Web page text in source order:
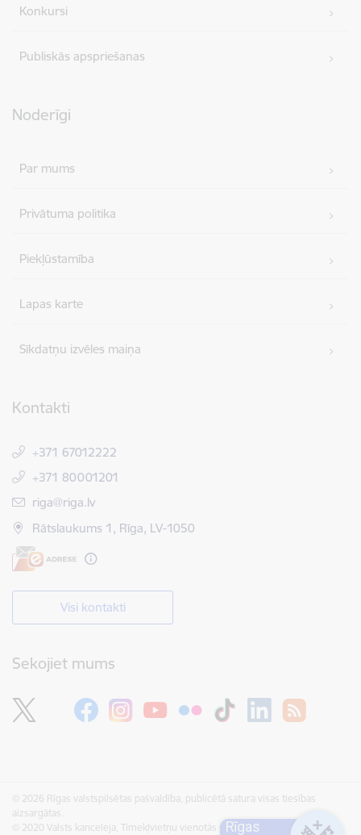
Konkursi
Publiskās apspriešanas
Noderīgi
Par mums
Privātuma politika
Piekļūstamība
Lapas karte
Sīkdatņu izvēles maiņa
Kontakti
+371 67012222
+371 80001201
E-pasts:
riga@riga.lv
Rātslaukums 1, Rīga, LV-1050
Visi kontakti
Sekojiet mums
© 2026 Rīgas valstspilsētas pašvaldība, publicētā satura visas tiesības
aizsargātas.
© 2020 Valsts kanceleja, Tīmekļvietņu vienotās platformas visas tiesības
Rīgas